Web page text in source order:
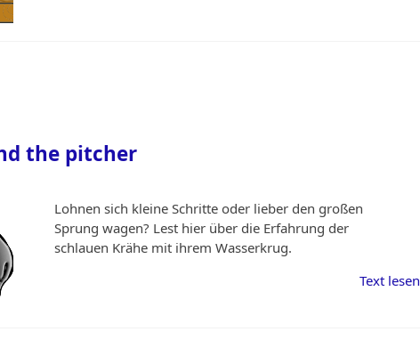
the pitcher
Lohnen sich kleine Schritte oder lieber den großen
Sprung wagen? Lest hier über die Erfahrung der
schlauen Krähe mit ihrem Wasserkrug.
Text lesen